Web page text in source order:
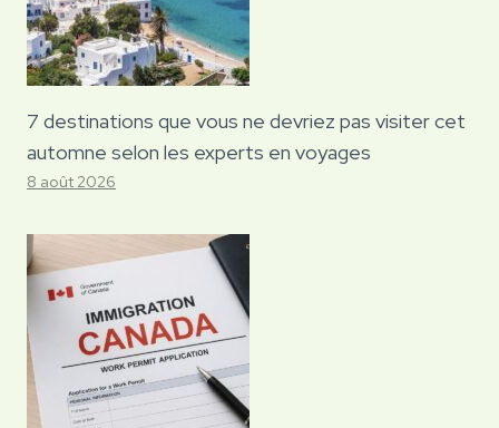
7 destinations que vous ne devriez pas visiter cet
automne selon les experts en voyages
8 août 2026